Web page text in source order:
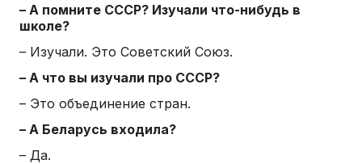
– А помните СССР? Изучали что-нибудь в
школе?
– Изучали. Это Советский Союз.
– А что вы изучали про СССР?
– Это объединение стран.
– А Беларусь входила?
– Да.